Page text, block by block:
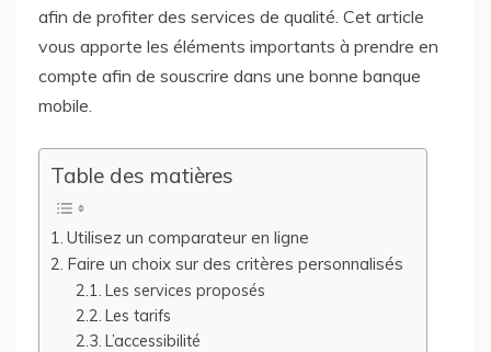
afin de profiter des services de qualité. Cet article
vous apporte les éléments importants à prendre en
compte afin de souscrire dans une bonne banque
mobile.
Table des matières
Utilisez un comparateur en ligne
Faire un choix sur des critères personnalisés
Les services proposés
Les tarifs
L’accessibilité